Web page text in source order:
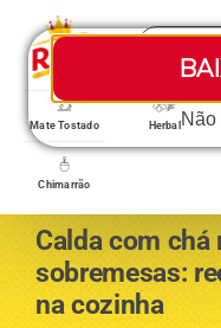
Não
content
Search
Mate Tostado Herbal
Chimarrão
Calda com
sobremesas:
na cozinha